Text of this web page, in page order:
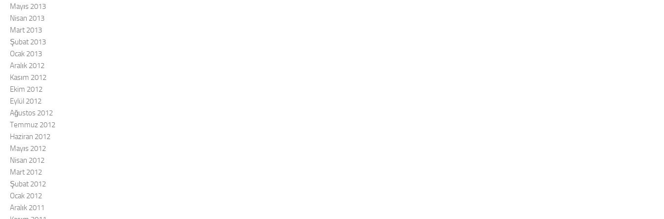
Mayıs 2013
Nisan 2013
Mart 2013
Şubat 2013
Ocak 2013
Aralık 2012
Kasım 2012
Ekim 2012
Eylül 2012
Ağustos 2012
Temmuz 2012
Haziran 2012
Mayıs 2012
Nisan 2012
Mart 2012
Şubat 2012
Ocak 2012
Aralık 2011